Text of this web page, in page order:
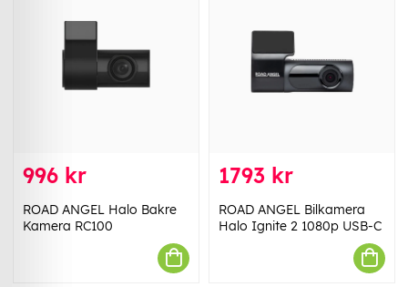
996 kr
ROAD ANGEL Halo Bakre
Kamera RC100
1793 kr
ROAD ANGEL Bilkamera
Halo Ignite 2 1080p USB-C